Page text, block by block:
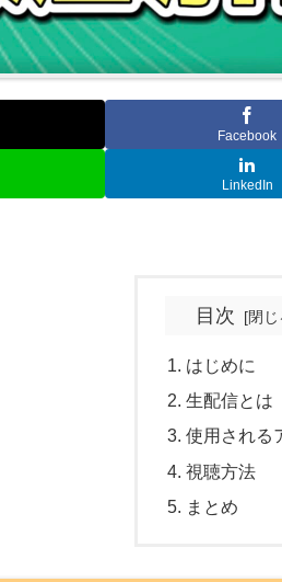
Facebook
LinkedIn
目次
はじめに
生配信とは
使用される
視聴方法
まとめ